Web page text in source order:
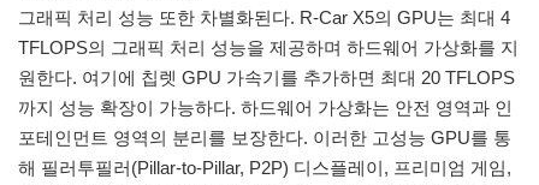
그래픽 처리 성능 또한 차별화된다. R-Car X5의 GPU는 최대 4
TFLOPS의 그래픽 처리 성능을 제공하며 하드웨어 가상화를 지
원한다. 여기에 칩렛 GPU 가속기를 추가하면 최대 20 TFLOPS
까지 성능 확장이 가능하다. 하드웨어 가상화는 안전 영역과 인
포테인먼트 영역의 분리를 보장한다. 이러한 고성능 GPU를 통
해 필러투필러(Pillar-to-Pillar, P2P) 디스플레이, 프리미엄 게임,